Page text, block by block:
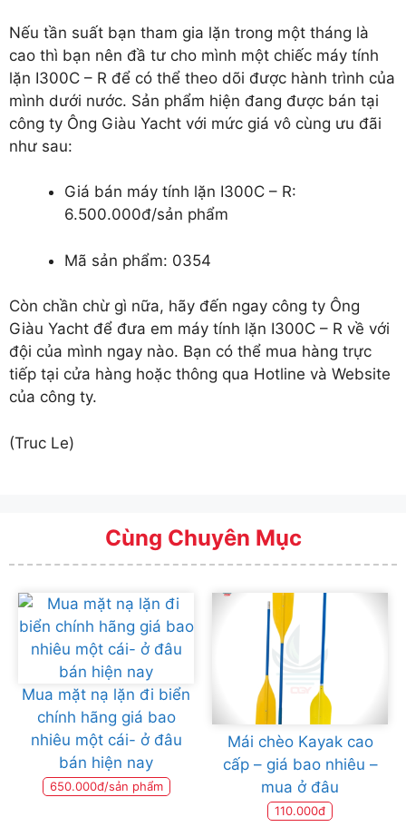
Nếu tần suất bạn tham gia lặn trong một tháng là
cao thì bạn nên đầ tư cho mình một chiếc máy tính
lặn I300C – R để có thể theo dõi được hành trình của
mình dưới nước. Sản phẩm hiện đang được bán tại
công ty Ông Giàu Yacht với mức giá vô cùng ưu đãi
như sau:
Giá bán máy tính lặn I300C – R:
6.500.000đ/sản phẩm
Mã sản phẩm: 0354
Còn chần chừ gì nữa, hãy đến ngay công ty Ông
Giàu Yacht để đưa em máy tính lặn I300C – R về với
đội của mình ngay nào. Bạn có thể mua hàng trực
tiếp tại cửa hàng hoặc thông qua Hotline và Website
của công ty.
(Truc Le)
Cùng Chuyên Mục
Mua mặt nạ lặn đi biển
chính hãng giá bao
nhiêu một cái- ở đâu
bán hiện nay
650.000đ/sản phẩm
Mái chèo Kayak cao
cấp – giá bao nhiêu –
mua ở đâu
110.000đ